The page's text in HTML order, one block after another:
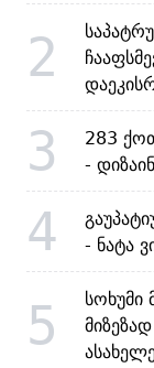
2
3
283
-
4
- ნატა
5